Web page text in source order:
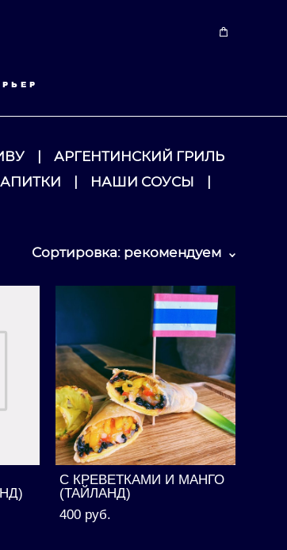
АРГЕНТИНСКИЙ ГРИЛЬ
НАШИ СОУСЫ
Сортировка: рекомендуем
С КРЕВЕТКАМИ И МАНГО
(ТАЙЛАНД)
400 pуб.